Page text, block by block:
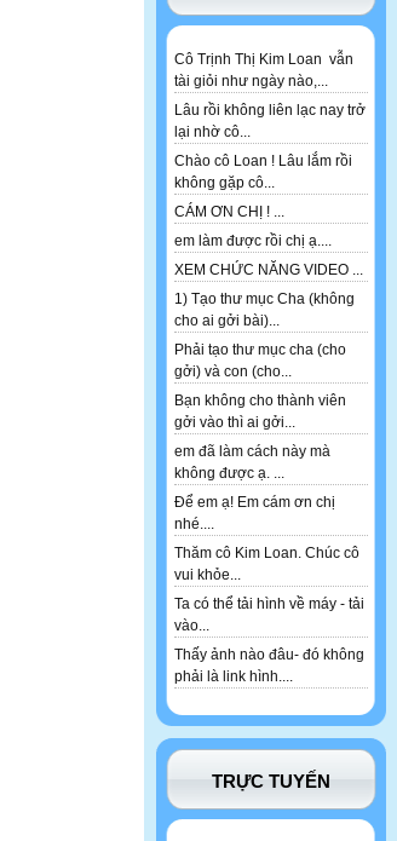
Cô Trịnh Thị Kim Loan vẫn
tài giỏi như ngày nào,...
Lâu rồi không liên lạc nay trở
lại nhờ cô...
Chào cô Loan ! Lâu lắm rồi
không gặp cô...
CÁM ƠN CHỊ ! ...
em làm được rồi chị ạ....
XEM CHỨC NĂNG VIDEO ...
1) Tạo thư mục Cha (không
cho ai gởi bài)...
Phải tạo thư mục cha (cho
gởi) và con (cho...
Bạn không cho thành viên
gởi vào thì ai gởi...
em đã làm cách này mà
không được ạ. ...
Để em ạ! Em cám ơn chị
nhé....
Thăm cô Kim Loan. Chúc cô
vui khỏe...
Ta có thể tải hình về máy - tải
vào...
Thấy ảnh nào đâu- đó không
phải là link hình....
TRỰC TUYẾN